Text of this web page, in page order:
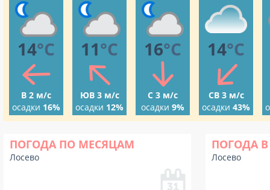
14°C
В 2 м/с
осадки 16%
11°C
ЮВ 3 м/с
осадки 12%
16°C
С 3 м/с
осадки 9%
14°C
СВ 3 м/с
осадки 43%
ПОГОДА ПО МЕСЯЦАМ
Лосево
ПОГОДА В
Лосево